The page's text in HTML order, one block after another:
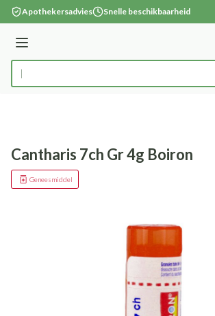
Ga naar de inhoud
Apothekersadvies Snelle beschikbaarheid
Menu
Product, merk, categorie...
Cantharis 7ch Gr 4g Boiron
Geneesmiddel